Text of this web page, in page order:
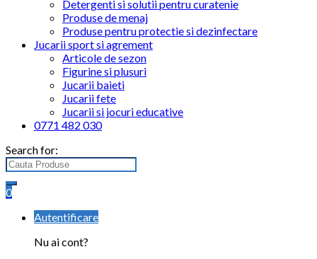
Detergenti si solutii pentru curatenie
Produse de menaj
Produse pentru protectie si dezinfectare
Jucarii sport si agrement
Articole de sezon
Figurine si plusuri
Jucarii baieti
Jucarii fete
Jucarii si jocuri educative
0771 482 030
Search for:
0
Autentificare
Nu ai cont?